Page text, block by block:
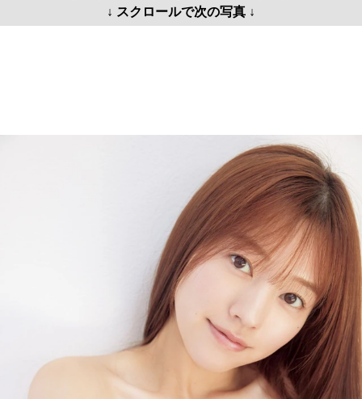
↓ スクロールで次の写真 ↓